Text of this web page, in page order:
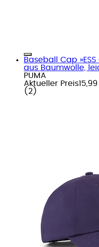
Baseball Cap »ESS
aus Baumwolle,
PUMA
Aktueller Preis
( 2 )